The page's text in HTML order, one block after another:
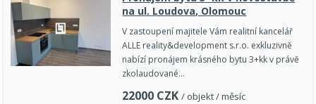
na ul. Loudova, Olomouc
V zastoupení majitele Vám realitní kancelář
ALLE reality&development s.r.o. exkluzivně
nabízí pronájem krásného bytu 3+kk v právě
zkolaudované…
22000 CZK / objekt / měsíc